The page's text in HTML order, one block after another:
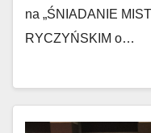
na „ŚNIADANIE
RYCZYŃSKIM o…